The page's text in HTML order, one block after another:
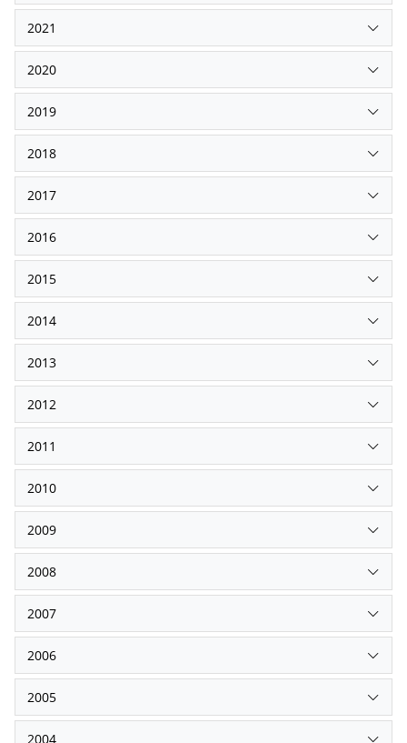
2021
2020
2019
2018
2017
2016
2015
2014
2013
2012
2011
2010
2009
2008
2007
2006
2005
2004